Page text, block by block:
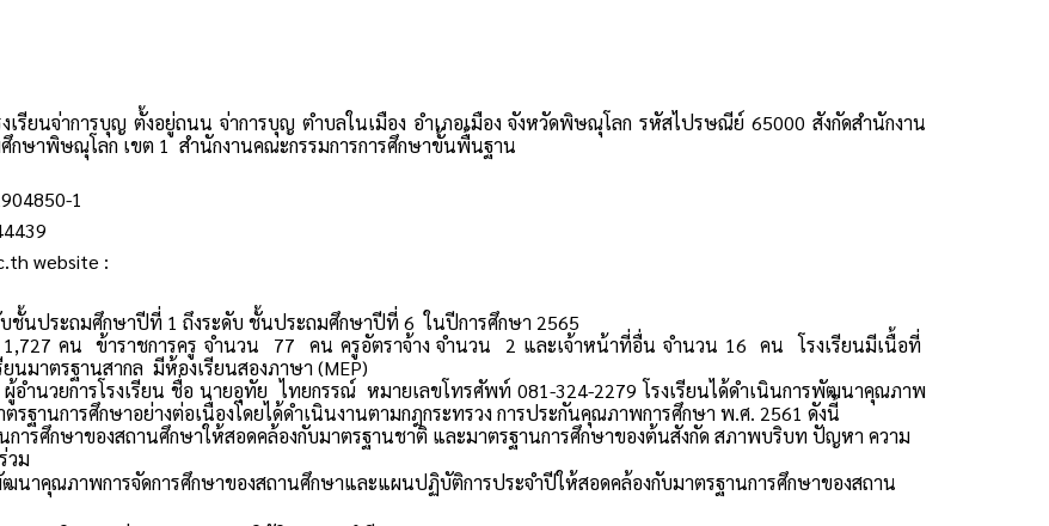
เรียนจ่าการบุญ ตั้งอยู่ถนน จ่าการบุญ ตำบลในเมือง อำเภอเมือง จังหวัดพิษณุโลก รหัสไปรษณีย์ 65000 สังกัดสำนักงาน
กษาพิษณุโลก เขต 1 สำนักงานคณะกรรมการการศึกษาขั้นพื้นฐาน
1
website :
ชั้นประถมศึกษาปีที่ 1 ถึงระดับ ชั้นประถมศึกษาปีที่ 6 ในปีการศึกษา 2565
คน ข้าราชการครู จำนวน 77 คน ครูอัตราจ้าง จำนวน 2 และเจ้าหน้าที่อื่น จำนวน 16 คน โรงเรียนมีเนื้อที่
ยนมาตรฐานสากล มีห้องเรียนสองภาษา (MEP)
อำนวยการโรงเรียน ชื่อ นายอุทัย ไทยกรรณ์ หมายเลขโทรศัพท์ 081-324-2279 โรงเรียนได้ดำเนินการพัฒนาคุณภาพ
รฐานการศึกษาอย่างต่อเนื่องโดยได้ดำเนินงานตามกฎกระทรวง การประกันคุณภาพการศึกษา พ.ศ. 2561 ดังนี้
การศึกษาของสถานศึกษาให้สอดคล้องกับมาตรฐานชาติ และมาตรฐานการศึกษาของต้นสังกัด สภาพบริบท ปัญหา ความ
วม
นาคุณภาพการจัดการศึกษาของสถานศึกษาและแผนปฏิบัติการประจำปีให้สอดคล้องกับมาตรฐานการศึกษาของสถาน